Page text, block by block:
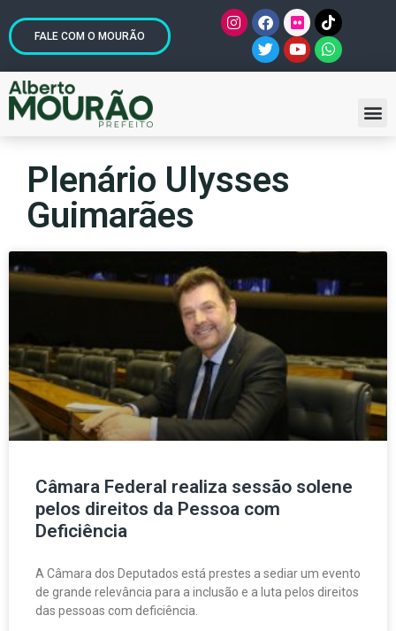
FALE COM O MOURÃO
Plenário Ulysses
Guimarães
Câmara Federal realiza sessão solene
pelos direitos da Pessoa com
Deficiência
A Câmara dos Deputados está prestes a sediar um evento
de grande relevância para a inclusão e a luta pelos direitos
das pessoas com deficiência.